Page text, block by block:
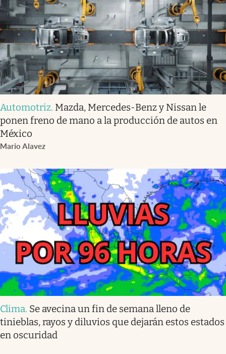
Automotriz. Mazda, Mercedes-Benz y Nissan le
ponen freno de mano a la producción de autos en
México
Mario Alavez
Clima. Se avecina un fin de semana lleno de
tinieblas, rayos y diluvios que dejarán estos estados
en oscuridad